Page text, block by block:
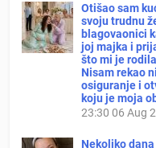
Otišao sam
svoju trudnu
blagovaonici
joj majka i
što mi je
Nisam rekao
osiguranje i
koju je moja
23:30 06 Aug
Nekoliko